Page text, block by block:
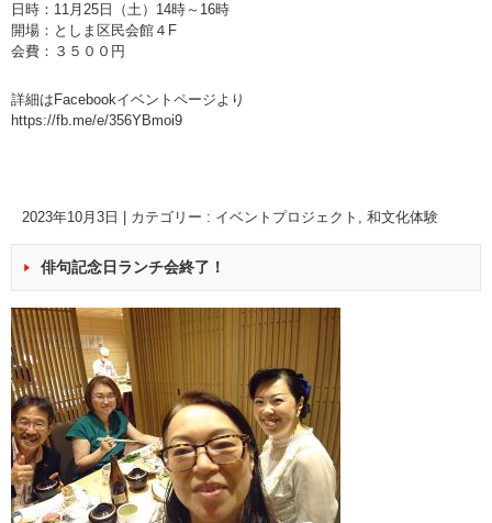
日時：11月25日（土）14時～16時
開場：としま区民会館４F
会費：３５００円
詳細はFacebookイベントページより
https://fb.me/e/356YBmoi9
2023年10月3日 カテゴリー : イベントプロジェクト , 和文化体験
俳句記念日ランチ会終了！